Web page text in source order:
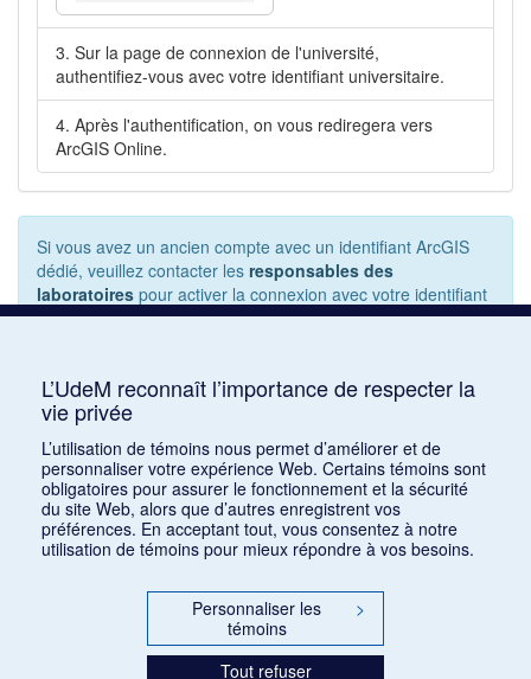
Sur la page de connexion de l'université,
authentifiez-vous avec votre identifiant universitaire.
Après l'authentification, on vous rediregera vers
ArcGIS Online.
Si vous avez un ancien compte avec un identifiant ArcGIS
dédié, veuillez contacter les responsables des
laboratoires pour activer la connexion avec votre identifiant
universitaire.
Pour utiliser votre compte ArcGIS Online pour activer votre
licence ArcGIS Pro, entrez "umontreal" comme URL de votre
organisation ArcGIS. N'entrez pas d'identifiant ArcGIS dédié.
L’UdeM reconnaît l’importance de respecter la
vie privée
L’utilisation de témoins nous permet d’améliorer et de
personnaliser votre expérience Web. Certains témoins sont
obligatoires pour assurer le fonctionnement et la sécurité
du site Web, alors que d’autres enregistrent vos
préférences. En acceptant tout, vous consentez à notre
utilisation de témoins pour mieux répondre à vos besoins.
Personnaliser les
témoins
>
Tout refuser